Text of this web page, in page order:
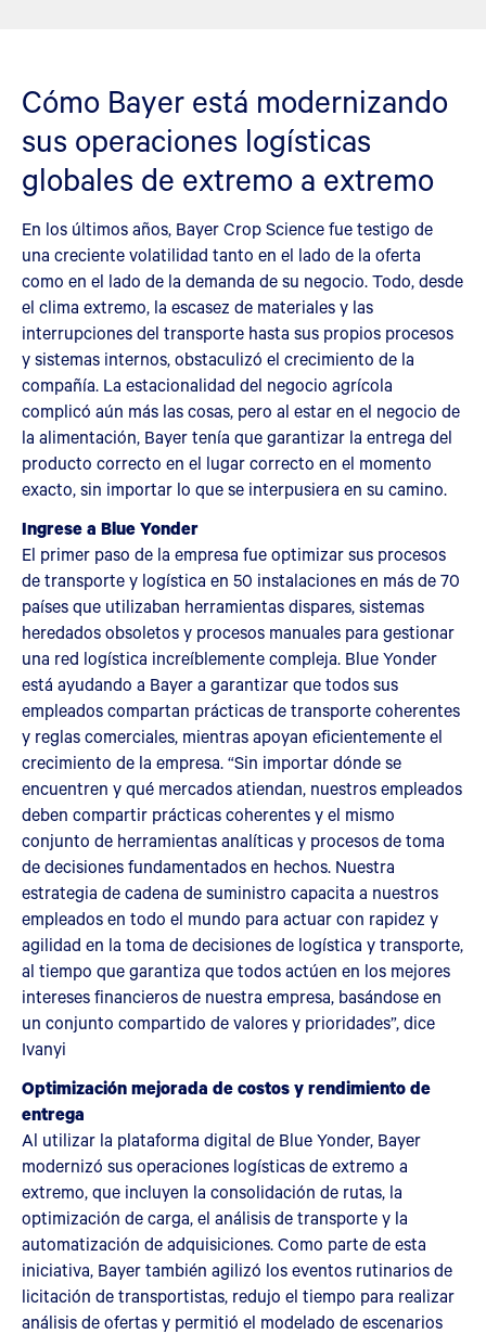
Cómo Bayer está modernizando
sus operaciones logísticas
globales de extremo a extremo
En los últimos años, Bayer Crop Science fue testigo de
una creciente volatilidad tanto en el lado de la oferta
como en el lado de la demanda de su negocio. Todo, desde
el clima extremo, la escasez de materiales y las
interrupciones del transporte hasta sus propios procesos
y sistemas internos, obstaculizó el crecimiento de la
compañía. La estacionalidad del negocio agrícola
complicó aún más las cosas, pero al estar en el negocio de
la alimentación, Bayer tenía que garantizar la entrega del
producto correcto en el lugar correcto en el momento
exacto, sin importar lo que se interpusiera en su camino.
Ingrese a Blue Yonder
El primer paso de la empresa fue optimizar sus procesos
de transporte y logística en 50 instalaciones en más de 70
países que utilizaban herramientas dispares, sistemas
heredados obsoletos y procesos manuales para gestionar
una red logística increíblemente compleja. Blue Yonder
está ayudando a Bayer a garantizar que todos sus
empleados compartan prácticas de transporte coherentes
y reglas comerciales, mientras apoyan eficientemente el
crecimiento de la empresa. “Sin importar dónde se
encuentren y qué mercados atiendan, nuestros empleados
deben compartir prácticas coherentes y el mismo
conjunto de herramientas analíticas y procesos de toma
de decisiones fundamentados en hechos. Nuestra
estrategia de cadena de suministro capacita a nuestros
empleados en todo el mundo para actuar con rapidez y
agilidad en la toma de decisiones de logística y transporte,
al tiempo que garantiza que todos actúen en los mejores
intereses financieros de nuestra empresa, basándose en
un conjunto compartido de valores y prioridades”, dice
Ivanyi
Optimización mejorada de costos y rendimiento de
entrega
Al utilizar la plataforma digital de Blue Yonder, Bayer
modernizó sus operaciones logísticas de extremo a
extremo, que incluyen la consolidación de rutas, la
optimización de carga, el análisis de transporte y la
automatización de adquisiciones. Como parte de esta
iniciativa, Bayer también agilizó los eventos rutinarios de
licitación de transportistas, redujo el tiempo para realizar
análisis de ofertas y permitió el modelado de escenarios